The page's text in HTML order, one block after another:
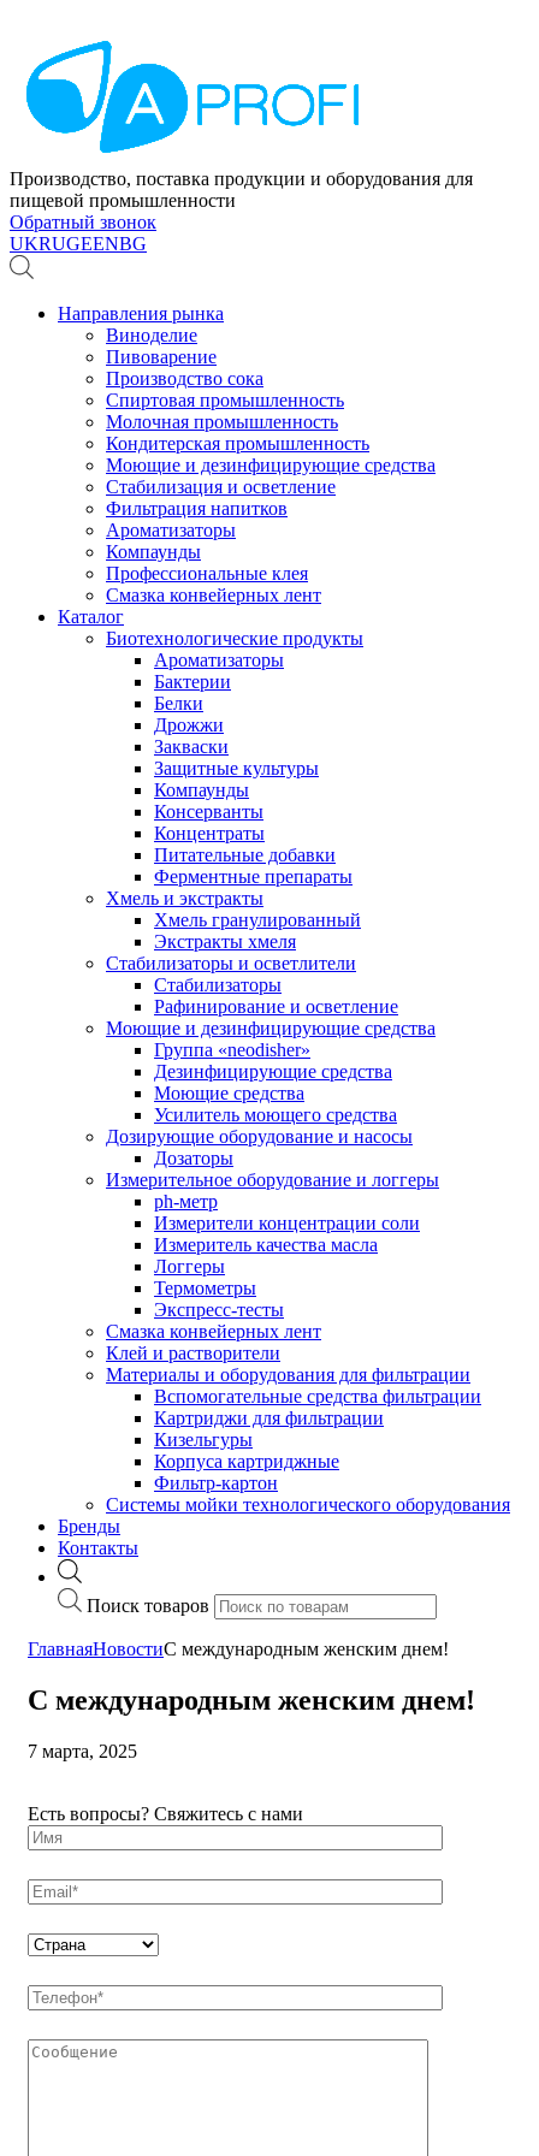
Производство, поставка продукции и оборудования для
пищевой промышленности
Обратный звонок
UKRUGEENBG
Направления рынка
Виноделие
Пивоварение
Производство сока
Спиртовая промышленность
Молочная промышленность
Кондитерская промышленность
Моющие и дезинфицирующие средства
Стабилизация и осветление
Фильтрация напитков
Ароматизаторы
Компаунды
Профессиональные клея
Смазка конвейерных лент
Каталог
Биотехнологические продукты
Ароматизаторы
Бактерии
Белки
Дрожжи
Закваски
Защитные культуры
Компаунды
Консерванты
Концентраты
Питательные добавки
Ферментные препараты
Хмель и экстракты
Хмель гранулированный
Экстракты хмеля
Cтабилизаторы и осветлители
Стабилизаторы
Рафинирование и осветление
Моющие и дезинфицирующие средства
Группа «neodisher»
Дезинфицирующие средства
Моющие средства
Усилитель моющего средства
Дозирующие оборудование и насосы
Дозаторы
Измерительное оборудование и логгеры
ph-метр
Измерители концентрации соли
Измеритель качества масла
Логгеры
Термометры
Экспресс-тесты
Cмазка конвейерных лент
Клей и растворители
Материалы и оборудования для фильтрации
Вспомогательные средства фильтрации
Картриджи для фильтрации
Кизельгуры
Корпуса картриджные
Фильтр-картон
Системы мойки технологического оборудования
Бренды
Контакты
Поиск товаров
ГлавнаяНовостиС международным женским днем!
С международным женским днем!
7 марта, 2025
Есть вопросы? Свяжитесь с нами